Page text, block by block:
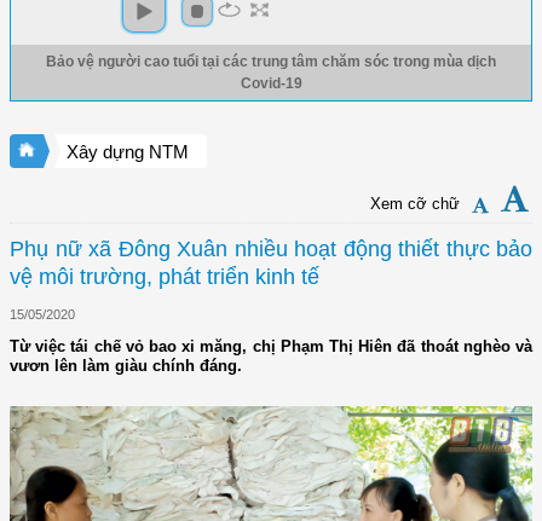
Bảo vệ người cao tuổi tại các trung tâm chăm sóc trong mùa dịch
Covid-19
Xây dựng NTM
Xem cỡ chữ
Phụ nữ xã Đông Xuân nhiều hoạt động thiết thực bảo
vệ môi trường, phát triển kinh tế
15/05/2020
Từ việc tái chế vỏ bao xi măng, chị Phạm Thị Hiên đã thoát nghèo và
vươn lên làm giàu chính đáng.